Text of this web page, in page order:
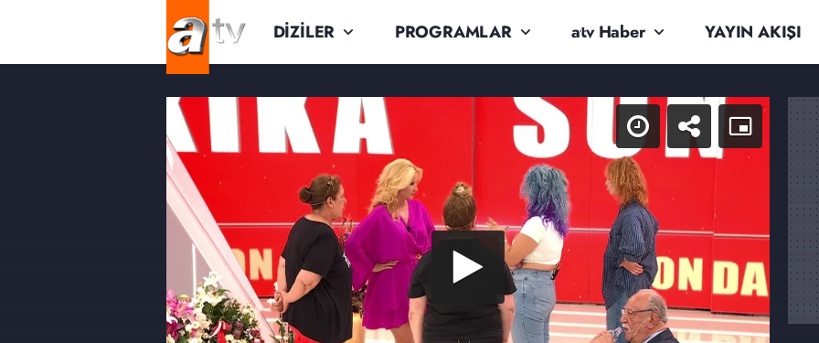
DİZİLER PROGRAMLAR atv Haber YAYIN AKIŞI